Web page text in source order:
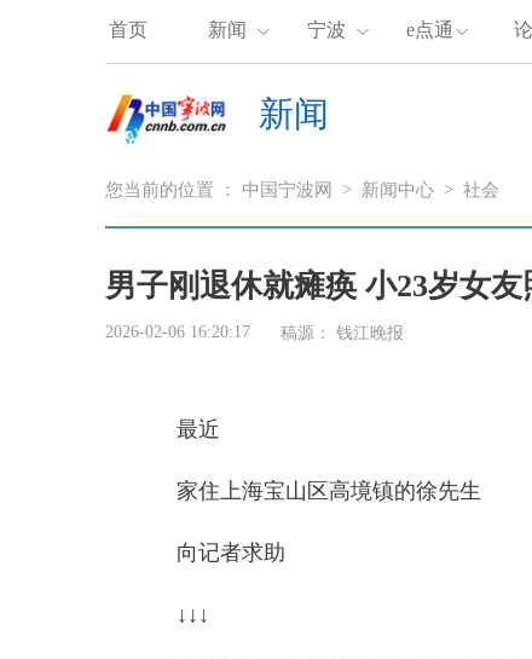
首页 新闻 宁波 e点通
新闻
您当前的位置 ： 中国宁波网 > 新闻中心 > 社会
男子刚退休就瘫痪 小23岁女
2026-02-06 16:20:17 稿源： 钱江晚报
最近
家住上海宝山区高境镇的徐先生
向记者求助
↓↓↓